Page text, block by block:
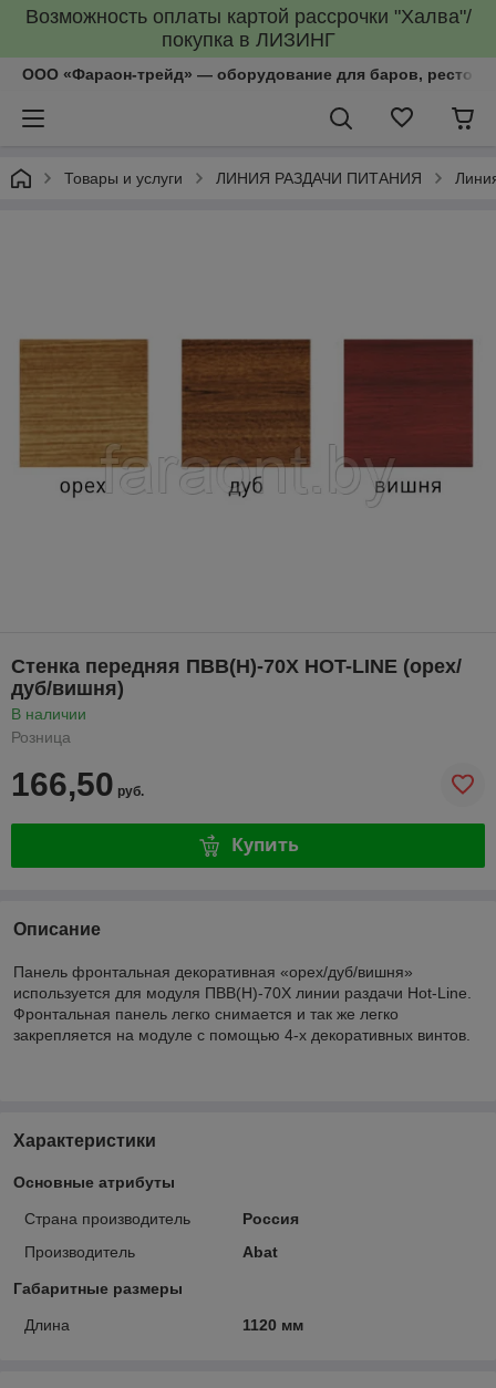
Возможность оплаты картой рассрочки "Халва"/
покупка в ЛИЗИНГ
ООО «Фараон-трейд»‎ — оборудование для баров,
Товары и услуги ЛИНИЯ РАЗДАЧИ ПИТАНИЯ
Стенка передняя ПВВ(Н)-70Х HOT-LINE (орех/
дуб/вишня)
В наличии
Розница
166,50 руб.
Купить
Описание
Панель фронтальная декоративная «орех/дуб/вишня»
используется для модуля ПВВ(Н)-70Х линии раздачи Hot-Line.
Фронтальная панель легко снимается и так же легко
закрепляется на модуле с помощью 4-х декоративных винтов.
Характеристики
Основные атрибуты
Страна производитель
Россия
Производитель
Abat
Габаритные размеры
Длина 1120 мм